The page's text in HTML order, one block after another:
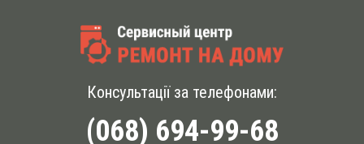
Консультації за телефонами:
(068) 694-99-68